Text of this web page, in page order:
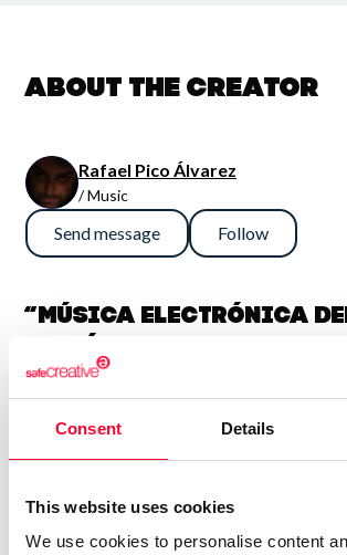
Consent Details
This website uses cookies
We use cookies to personalise content
About the creator
Rafael Pico Álvarez
/ Music
Send message Follow
“Música electrónica
sinfónica y potente. En
son así, aunque también
que algún tema es más
más sencillas e
Tengo 74 álbumes en el